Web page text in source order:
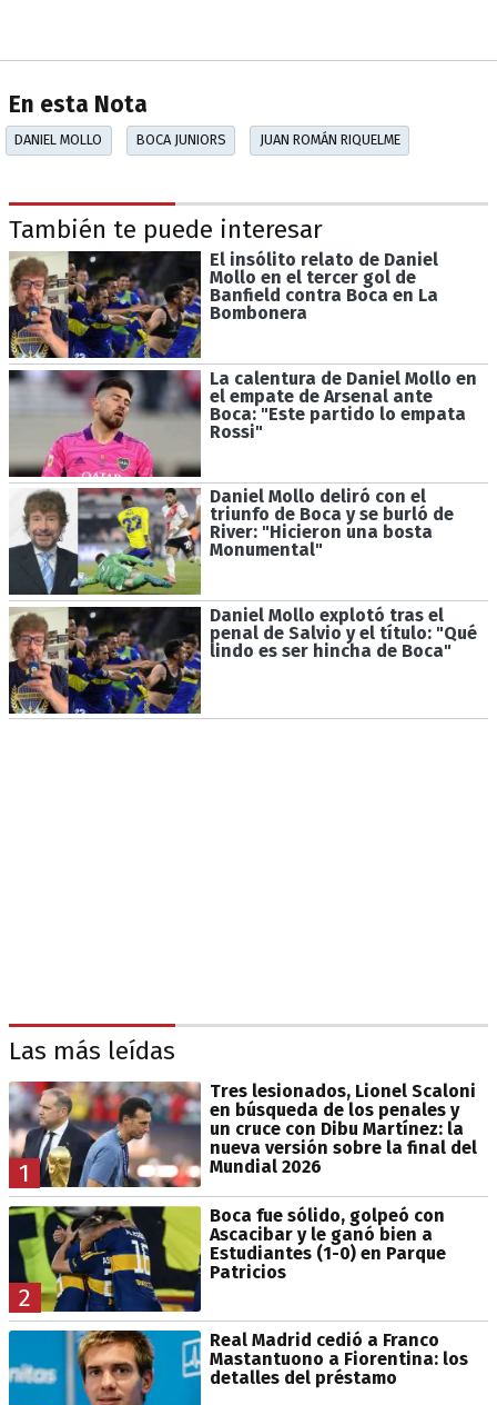
En esta Nota
DANIEL MOLLO BOCA JUNIORS JUAN ROMÁN RIQUELME
También te puede interesar
El insólito relato de Daniel
Mollo en el tercer gol de
Banfield contra Boca en La
Bombonera
La calentura de Daniel Mollo en
el empate de Arsenal ante
Boca: "Este partido lo empata
Rossi"
Daniel Mollo deliró con el
triunfo de Boca y se burló de
River: "Hicieron una bosta
Monumental"
Daniel Mollo explotó tras el
penal de Salvio y el título: "Qué
lindo es ser hincha de Boca"
Las más leídas
1
Tres lesionados, Lionel Scaloni
en búsqueda de los penales y
un cruce con Dibu Martínez: la
nueva versión sobre la final del
Mundial 2026
2
Boca fue sólido, golpeó con
Ascacibar y le ganó bien a
Estudiantes (1-0) en Parque
Patricios
Real Madrid cedió a Franco
Mastantuono a Fiorentina: los
detalles del préstamo